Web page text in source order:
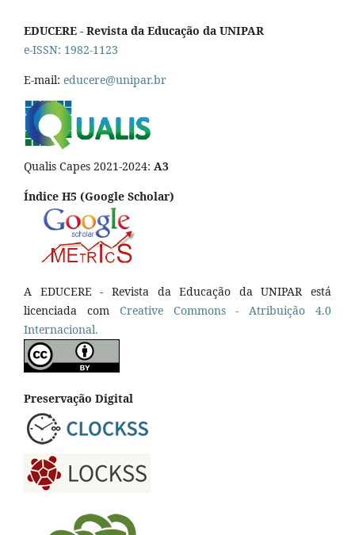
EDUCERE - Revista da Educação da UNIPAR
e-ISSN: 1982-1123
E-mail: educere@unipar.br
Qualis Capes 2021-2024: A3
Índice H5 (Google Scholar)
A EDUCERE - Revista da Educação da UNIPAR está
licenciada com CreativeCommons - Atribuição 4.0
Internacional.
Preservação Digital